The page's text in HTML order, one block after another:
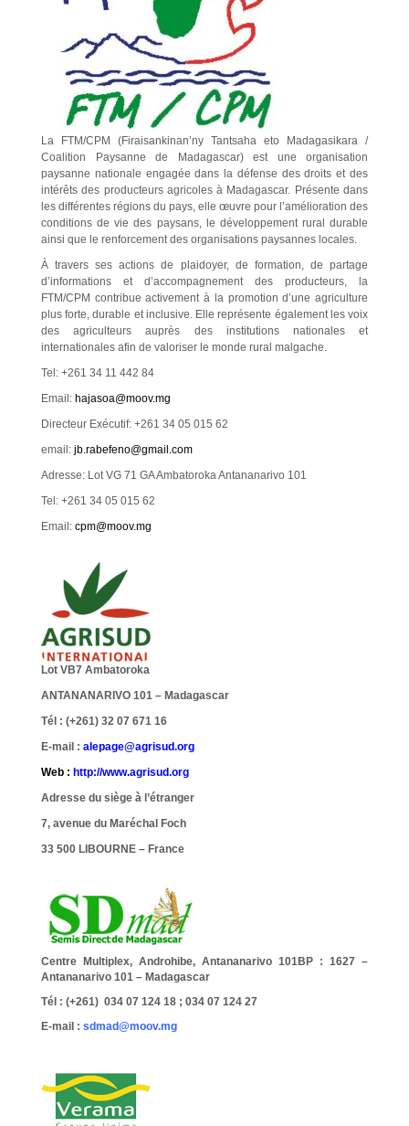
La FTM/CPM (Firaisankinan’ny Tantsaha eto Madagasikara /
Coalition Paysanne de Madagascar) est une organisation
paysanne nationale engagée dans la défense des droits et des
intérêts des producteurs agricoles à Madagascar. Présente dans
les différentes régions du pays, elle œuvre pour l’amélioration des
conditions de vie des paysans, le développement rural durable
ainsi que le renforcement des organisations paysannes locales.
À travers ses actions de plaidoyer, de formation, de partage
d’informations et d’accompagnement des producteurs, la
FTM/CPM contribue activement à la promotion d’une agriculture
plus forte, durable et inclusive. Elle représente également les voix
des agriculteurs auprès des institutions nationales et
internationales afin de valoriser le monde rural malgache.
Tel: +261 34 11 442 84
Email: hajasoa@moov.mg
Directeur Exécutif: +261 34 05 015 62
email: jb.rabefeno@gmail.com
Adresse: Lot VG 71 GA Ambatoroka Antananarivo 101
Tel: +261 34 05 015 62
Email: cpm@moov.mg
Lot VB7 Ambatoroka
ANTANANARIVO 101 – Madagascar
Tél : (+261) 32 07 671 16
E-mail : alepage@agrisud.org
Web : http://www.agrisud.org
Adresse du siège à l’étranger
7, avenue du Maréchal Foch
33 500 LIBOURNE – France
Centre Multiplex, Androhibe, Antananarivo 101BP : 1627 –
Antananarivo 101 – Madagascar
Tél : (+261) 034 07 124 18 ; 034 07 124 27
E-mail : sdmad@moov.mg